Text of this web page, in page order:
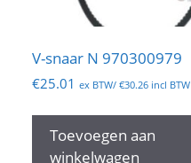
V-snaar N 970300979
€25.01 ex BTW/ €30.26incl BTW
Toevoegen aan
winkelwagen